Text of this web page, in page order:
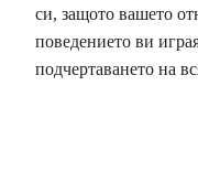
си, защото вашето
поведението ви
подчертаването на